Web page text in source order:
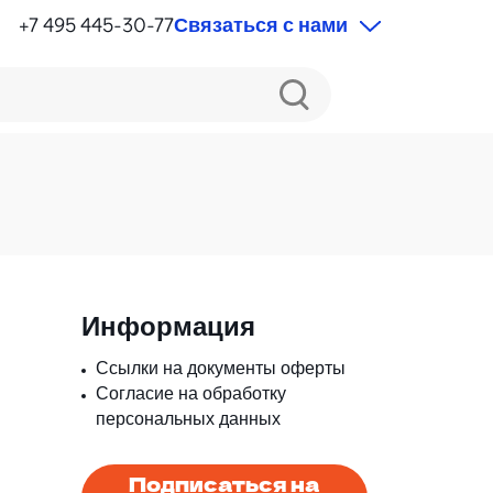
+7 495 445-30-77Связаться с нами
Информация
Ссылки на документы оферты
Согласие на обработку
персональных данных
Подписаться на